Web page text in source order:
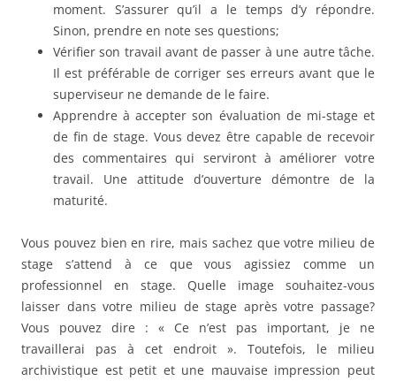
moment. S’assurer qu’il a le temps d’y répondre.
Sinon, prendre en note ses questions;
Vérifier son travail avant de passer à une autre tâche.
Il est préférable de corriger ses erreurs avant que le
superviseur ne demande de le faire.
Apprendre à accepter son évaluation de mi-stage et
de fin de stage. Vous devez être capable de recevoir
des commentaires qui serviront à améliorer votre
travail. Une attitude d’ouverture démontre de la
maturité.
Vous pouvez bien en rire, mais sachez que votre milieu de
stage s’attend à ce que vous agissiez comme un
professionnel en stage. Quelle image souhaitez-vous
laisser dans votre milieu de stage après votre passage?
Vous pouvez dire : « Ce n’est pas important, je ne
travaillerai pas à cet endroit ». Toutefois, le milieu
archivistique est petit et une mauvaise impression peut